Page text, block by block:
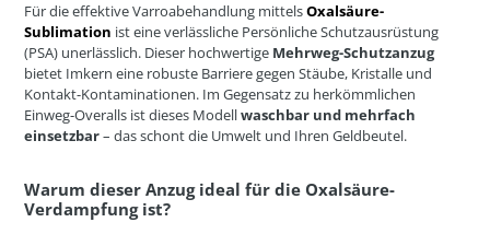
Für die effektive Varroabehandlung mittelsOxalsäure-
Sublimation ist eine verlässliche Persönliche Schutzausrüstung
(PSA) unerlässlich. Dieser hochwertige Mehrweg-Schutzanzug
bietet Imkern eine robuste Barriere gegen Stäube, Kristalle und
Kontakt-Kontaminationen. Im Gegensatz zu herkömmlichen
Einweg-Overalls ist dieses Modellwaschbar und mehrfach
einsetzbar– das schont die Umwelt und Ihren Geldbeutel.
Warum dieser Anzug ideal für die Oxalsäure-
Verdampfung ist?